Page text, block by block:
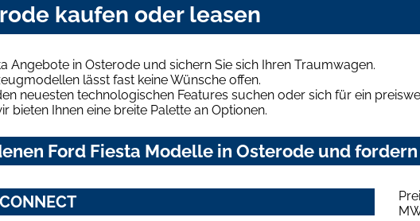
kaufen oder leasen
Angebote in Osterode und sichern Sie sich Ihren Traumwagen.
lässt fast keine Wünsche offen.
neuesten technologischen Features suchen oder sich für ein
bieten Ihnen eine breite Palette an Optionen.
Ford Fiesta Modelle in Osterode und